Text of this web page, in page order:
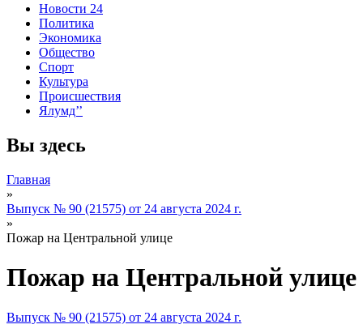
Новости 24
Политика
Экономика
Общество
Спорт
Культура
Происшествия
Ялумд’’
Вы здесь
Главная
»
Выпуск № 90 (21575) от 24 августа 2024 г.
»
Пожар на Центральной улице
Пожар на Центральной улице
Выпуск № 90 (21575) от 24 августа 2024 г.